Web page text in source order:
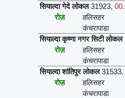
सियाल्दा गेदे लोकल 31923,
रोज़
हलिसहर
कंचरापाडा
सियाल्दा कृष्णा नगर सिटी लोकल
रोज़
हलिसहर
कंचरापाडा
सियाल्दा शांतिपुर लोकल 31533,
रोज़
हलिसहर
कंचरापाडा